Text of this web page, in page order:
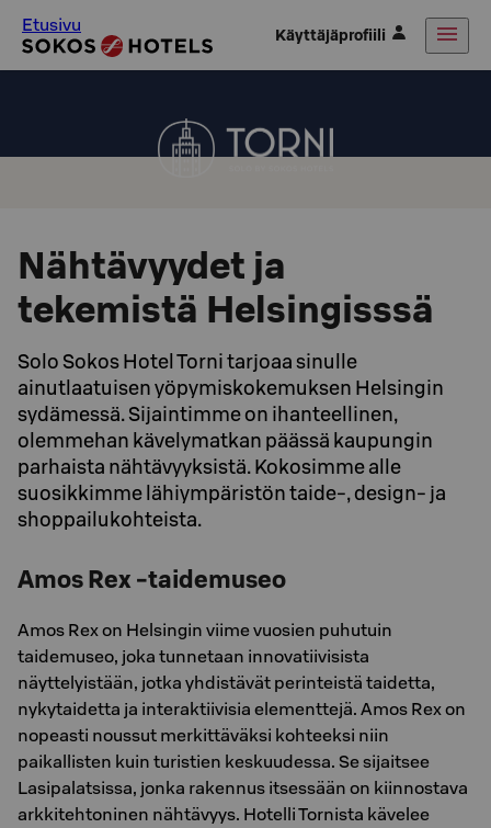
Etusivu Käyttäjäprofiili
Nähtävyydet ja
tekemistä Helsingisssä
Solo Sokos Hotel Torni tarjoaa sinulle
ainutlaatuisen yöpymiskokemuksen Helsingin
sydämessä. Sijaintimme on ihanteellinen,
olemmehan kävelymatkan päässä kaupungin
parhaista nähtävyyksistä. Kokosimme alle
suosikkimme lähiympäristön taide-, design- ja
shoppailukohteista.
Amos Rex -taidemuseo
Amos Rex on Helsingin viime vuosien puhutuin
taidemuseo, joka tunnetaan innovatiivisista
näyttelyistään, jotka yhdistävät perinteistä taidetta,
nykytaidetta ja interaktiivisia elementtejä. Amos Rex on
nopeasti noussut merkittäväksi kohteeksi niin
paikallisten kuin turistien keskuudessa. Se sijaitsee
Lasipalatsissa, jonka rakennus itsessään on kiinnostava
arkkitehtoninen nähtävyys. Hotelli Tornista kävelee